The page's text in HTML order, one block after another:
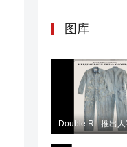
图库